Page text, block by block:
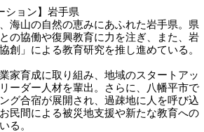
ション】岩手県
海山の自然の恵みにあふれた岩手県。県
の協働や復興教育に力を注ぎ、また、岩
創」による教育研究を推し進めている。
家育成に取り組み、地域のスタートアッ
ーダー人材を輩出。さらに、八幡平市で
グ合宿が展開され、過疎地に人を呼び込
民間による被災地支援や新たな教育への
る。